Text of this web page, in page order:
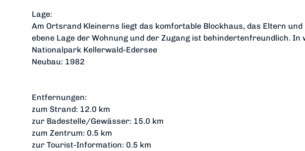
Lage:
Am Ortsrand Kleinerns liegt das komfortable Blockhaus, das Eltern
ebene Lage der Wohnung und der Zugang ist behindertenfreundlich. In
Nationalpark Kellerwald-Edersee
Neubau: 1982
Entfernungen:
zum Strand: 12.0 km
zur Badestelle/Gewässer: 15.0 km
zum Zentrum: 0.5 km
zur Tourist-Information: 0.5 km